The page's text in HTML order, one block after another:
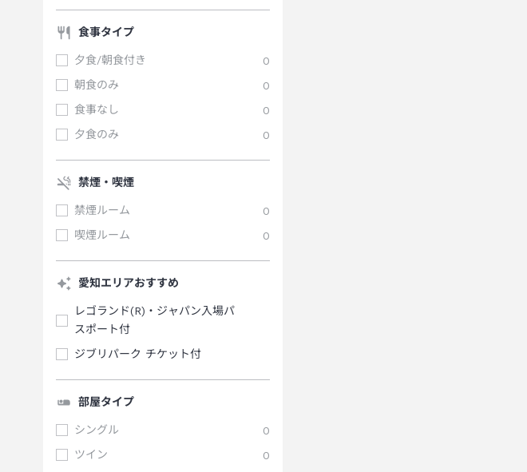
食事タイプ
夕食/朝食付き
0
朝食のみ
0
食事なし
0
夕食のみ
0
禁煙・喫煙
禁煙ルーム
0
喫煙ルーム
0
愛知エリアおすすめ
レゴランド(R)・ジャパン入場パ
スポート付
ジブリパーク チケット付
部屋タイプ
シングル
0
ツイン
0